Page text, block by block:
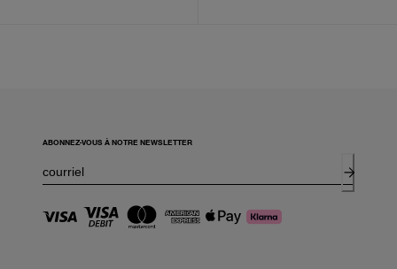
ABONNEZ-VOUS À NOTRE NEWSLETTER